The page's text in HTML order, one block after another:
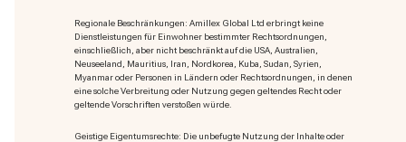
Regionale Beschränkungen: Amillex Global Ltd erbringt keine
Dienstleistungen für Einwohner bestimmter Rechtsordnungen,
einschließlich, aber nicht beschränkt auf die USA, Australien,
Neuseeland, Mauritius, Iran, Nordkorea, Kuba, Sudan, Syrien,
Myanmar oder Personen in Ländern oder Rechtsordnungen, in denen
eine solche Verbreitung oder Nutzung gegen geltendes Recht oder
geltende Vorschriften verstoßen würde.
Geistige Eigentumsrechte: Die unbefugte Nutzung der Inhalte oder